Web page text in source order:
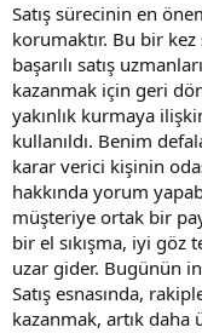
Satış sürecinin en
korumaktır. Bu bir
başarılı satış
kazanmak için geri
yakınlık kurmaya
kullanıldı. Benim
karar verici kişinin
hakkında yorum
müşteriye ortak bir
bir el sıkışma, iyi göz
uzar gider. Bugünün
Satış esnasında,
kazanmak, artık